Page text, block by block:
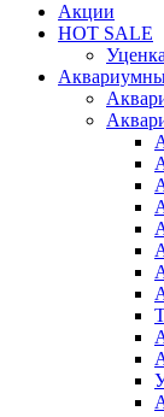
Акции
HOT SALE
Уценка